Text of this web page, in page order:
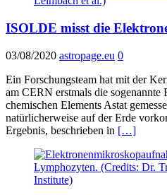
ISOLDE misst die
03/08/2020 astropage.eu 0
Ein Forschungsteam hat mit der
am CERN erstmals die sogenannte
chemischen Elements Astat
natürlicherweise auf der Erde
Ergebnis, beschrieben in […]